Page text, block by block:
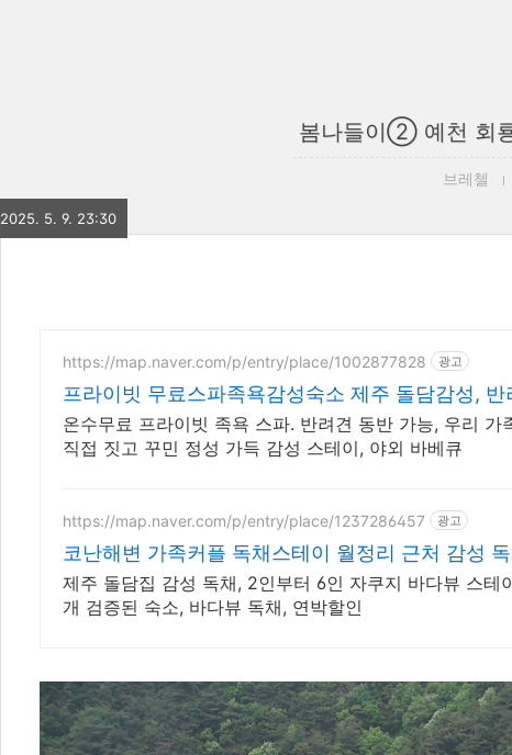
봄나들이② 예천 회
브레첼
2025. 5. 9. 23:30
https://map.naver.com/p/entry/place/1002877828 광고
프라이빗 무료스파족욕감성숙소 제주 돌담감성, 반
온수무료 프라이빗 족욕 스파. 반려견 동반 가능, 우리 가족만을 위한 힐링공간. 제주 이주 10년차 부부가
직접 짓고 꾸민 정성 가득 감성 스테이, 야외 바베큐
https://map.naver.com/p/entry/place/1237286457 광고
코난해변 가족커플 독채스테이 월정리 근처 감성
제주 돌담집 감성 독채, 2인부터 6인 자쿠지 바다뷰 스테이, 코난해변 바로 앞
개 검증된 숙소, 바다뷰 독채, 연박할인